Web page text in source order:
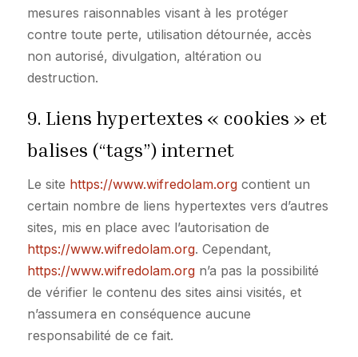
mesures raisonnables visant à les protéger
contre toute perte, utilisation détournée, accès
non autorisé, divulgation, altération ou
destruction.
9. Liens hypertextes « cookies » et
balises (“tags”) internet
Le site https://www.wifredolam.orgcontient un
certain nombre de liens hypertextes vers d’autres
sites, mis en place avec l’autorisation de
https://www.wifredolam.org. Cependant,
https://www.wifredolam.orgn’a pas la possibilité
de vérifier le contenu des sites ainsi visités, et
n’assumera en conséquence aucune
responsabilité de ce fait.